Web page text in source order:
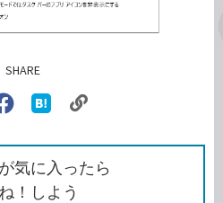
SHARE
Facebook
シ
ェ
ア
な
ブ
ッ
ク
ク
を
コ
気に入ったら
！しよう